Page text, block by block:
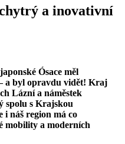
a inovativní
Ósace měl
a byl opravdu vidět! Kraj
Lázní a náměstek
s Krajskou
i náš region má co
mobility a moderních